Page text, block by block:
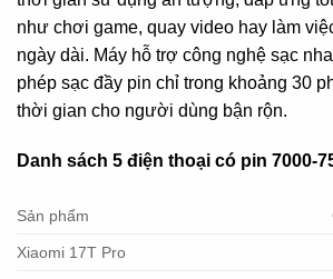
như chơi game, quay video hay làm
ngày dài. Máy hỗ trợ công nghệ sạc
phép sạc đầy pin chỉ trong khoảng 30
thời gian cho người dùng bận rộn.
Danh sách 5 điện thoại có pin 7000-
Sản phẩm
Xiaomi 17T Pro